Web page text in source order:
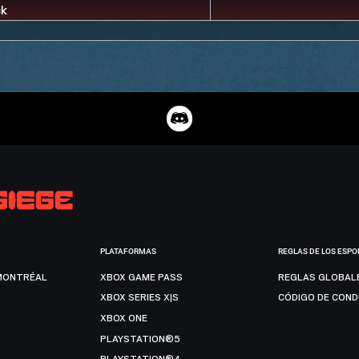
PLATAFORMAS
XBOX GAME PASS
XBOX SERIES X|S
XBOX ONE
PLAYSTATION®5
REGLAS DE LOS
REGLAS
CÓDIGO DE